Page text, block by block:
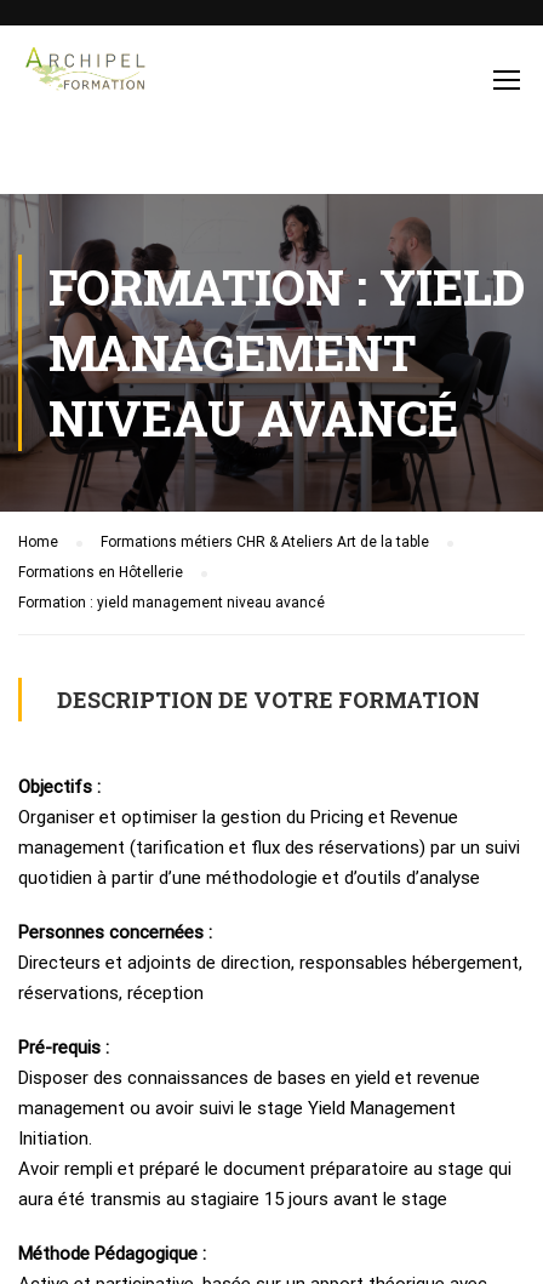
FORMATION : YIELD
MANAGEMENT
NIVEAU AVANCÉ
Home
Formations métiers CHR & Ateliers Art de la table
Formations en Hôtellerie
Formation : yield management niveau avancé
DESCRIPTION DE VOTRE FORMATION
Objectifs :
Organiser et optimiser la gestion du Pricing et Revenue
management (tarification et flux des réservations) par un suivi
quotidien à partir d’une méthodologie et d’outils d’analyse
Personnes concernées :
Directeurs et adjoints de direction, responsables hébergement,
réservations, réception
Pré-requis :
Disposer des connaissances de bases en yield et revenue
management ou avoir suivi le stage Yield Management
Initiation.
Avoir rempli et préparé le document préparatoire au stage qui
aura été transmis au stagiaire 15 jours avant le stage
Méthode Pédagogique :